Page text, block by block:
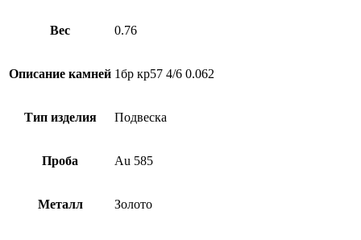
Вес 0.76
Описание камней 1бр кр57 4/6 0.062
Тип изделия Подвеска
Проба Au 585
Металл Золото